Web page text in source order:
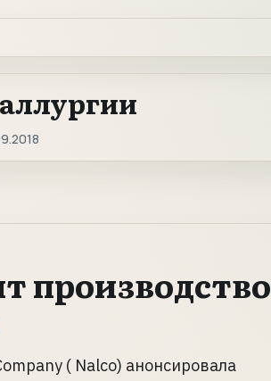
производство
( Nalco) анонсировала